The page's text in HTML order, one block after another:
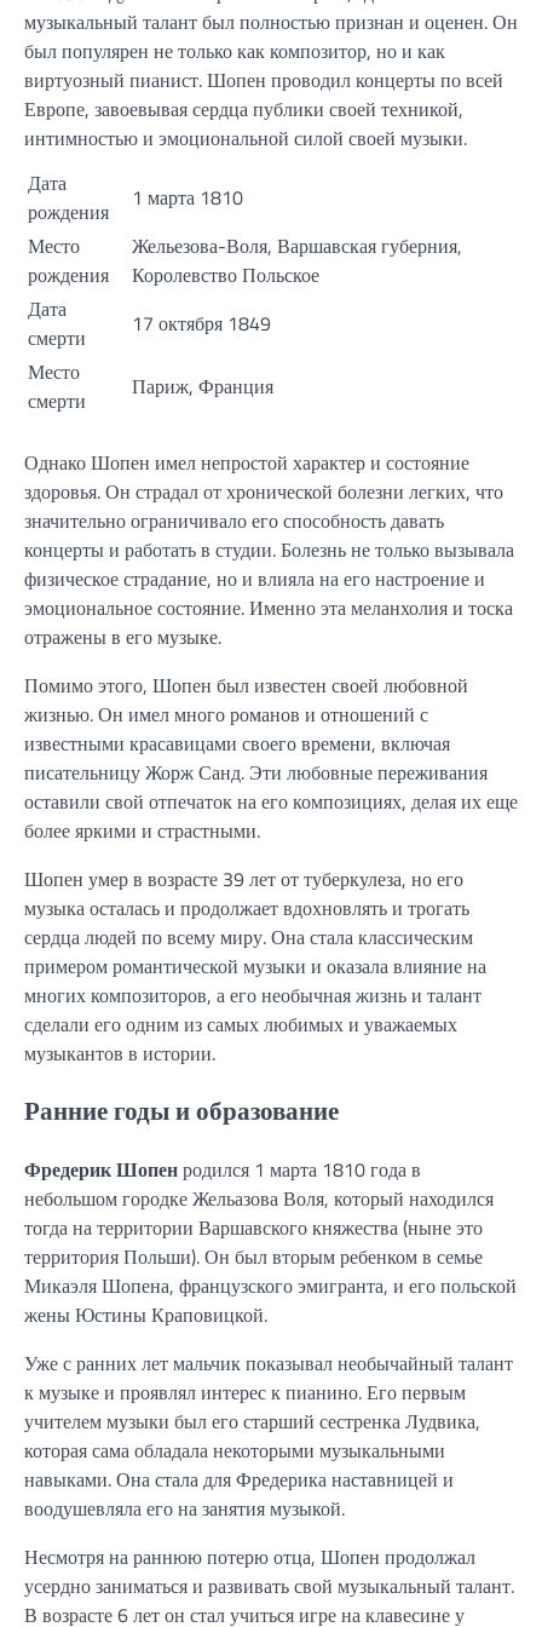
музыкальный талант был полностью признан и оценен. Он
был популярен не только как композитор, но и как
виртуозный пианист. Шопен проводил концерты по всей
Европе, завоевывая сердца публики своей техникой,
интимностью и эмоциональной силой своей музыки.
Дата
рождения
1 марта 1810
Место
рождения
Жельезова-Воля, Варшавская губерния,
Королевство Польское
Дата
смерти
17 октября 1849
Место
смерти
Париж, Франция
Однако Шопен имел непростой характер и состояние
здоровья. Он страдал от хронической болезни легких, что
значительно ограничивало его способность давать
концерты и работать в студии. Болезнь не только вызывала
физическое страдание, но и влияла на его настроение и
эмоциональное состояние. Именно эта меланхолия и тоска
отражены в его музыке.
Помимо этого, Шопен был известен своей любовной
жизнью. Он имел много романов и отношений с
известными красавицами своего времени, включая
писательницу Жорж Санд. Эти любовные переживания
оставили свой отпечаток на его композициях, делая их еще
более яркими и страстными.
Шопен умер в возрасте 39 лет от туберкулеза, но его
музыка осталась и продолжает вдохновлять и трогать
сердца людей по всему миру. Она стала классическим
примером романтической музыки и оказала влияние на
многих композиторов, а его необычная жизнь и талант
сделали его одним из самых любимых и уважаемых
музыкантов в истории.
Ранние годы и образование
Фредерик Шопенродился 1 марта 1810 года в
небольшом городке Жельазова Воля, который находился
тогда на территории Варшавского княжества (ныне это
территория Польши). Он был вторым ребенком в семье
Микаэля Шопена, французского эмигранта, и его польской
жены Юстины Краповицкой.
Уже с ранних лет мальчик показывал необычайный талант
к музыке и проявлял интерес к пианино. Его первым
учителем музыки был его старший сестренка Лудвика,
которая сама обладала некоторыми музыкальными
навыками. Она стала для Фредерика наставницей и
воодушевляла его на занятия музыкой.
Несмотря на раннюю потерю отца, Шопен продолжал
усердно заниматься и развивать свой музыкальный талант.
В возрасте 6 лет он стал учиться игре на клавесине у